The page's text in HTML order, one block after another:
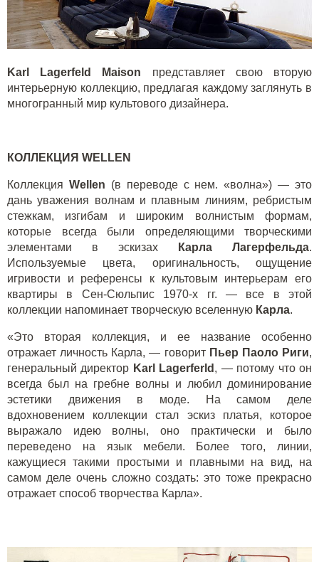
Karl Lagerfeld Maison представляет свою вторую
интерьерную коллекцию, предлагая каждому заглянуть в
многогранный мир культового дизайнера.
КОЛЛЕКЦИЯ WELLEN
Коллекция Wellen (в переводе с нем. «волна») — это
дань уважения волнам и плавным линиям, ребристым
стежкам, изгибам и широким волнистым формам,
которые всегда были определяющими творческими
элементами в эскизах
Карла Лагерфельда.
Используемые цвета, оригинальность, ощущение
игривости и референсы к культовым интерьерам его
квартиры в Сен-Сюльпис 1970-х гг. — все в этой
коллекции напоминает творческую вселенную Карла.
«Это вторая коллекция, и ее название особенно
отражает личность Карла, — говорит Пьер Паоло Риги,
генеральный директор Karl Lagerferld , — потому что он
всегда был на гребне волны и любил доминирование
эстетики движения в моде. На самом деле
вдохновением коллекции стал эскиз платья, которое
выражало идею волны, оно практически и было
переведено на язык мебели. Более того, линии,
кажущиеся такими простыми и плавными на вид, на
самом деле очень сложно создать: это тоже прекрасно
отражает способ творчества Карла».